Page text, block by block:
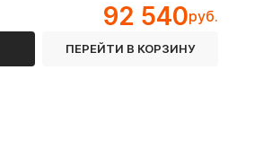
92 540руб.
ПЕРЕЙТИ В КОРЗИНУ